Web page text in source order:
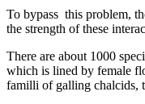
To bypass this problem,
the strength of these
There are about 1000
which is lined by female
familli of galling chalcids,